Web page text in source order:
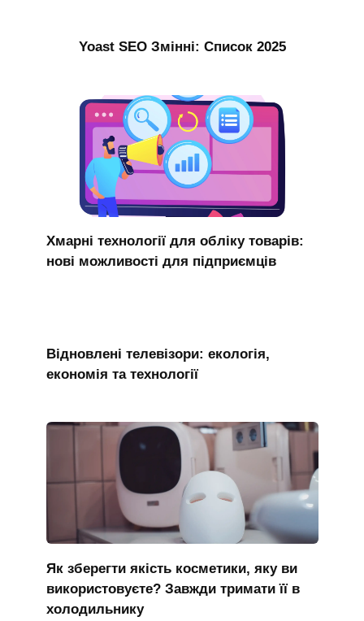
Yoast SEO Змінні: Список 2025
Хмарні технології для обліку товарів:
нові можливості для підприємців
Відновлені телевізори: екологія,
економія та технології
Як зберегти якість косметики, яку ви
використовуєте? Завжди тримати її в
холодильнику